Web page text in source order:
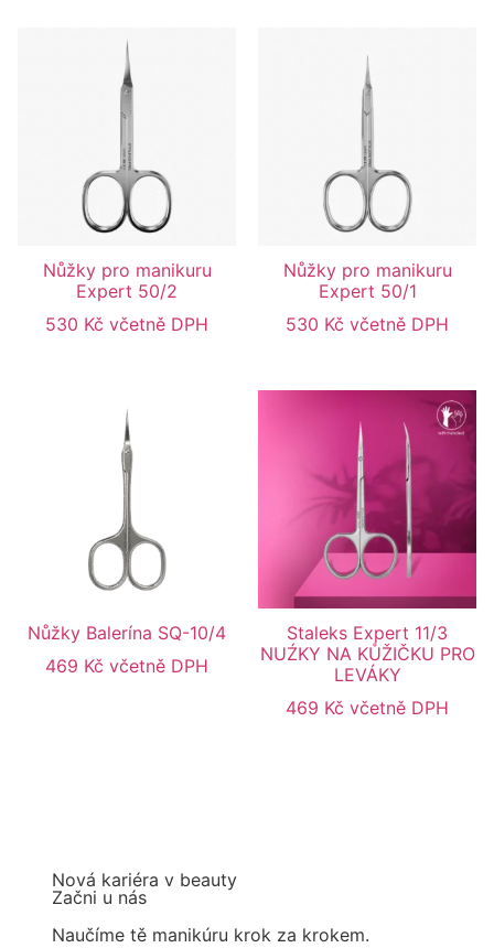
Nůžky pro manikuru
Expert 50/2
530 Kč včetně DPH
Nůžky pro manikuru
Expert 50/1
530 Kč včetně DPH
Nůžky Balerína SQ-10/4
469 Kč včetně DPH
Staleks Expert 11/3
NUŹKY NA KŮŽIČKU PRO
LEVÁKY
469 Kč včetně DPH
Nová kariéra v beauty
Začni u nás
Naučíme tě manikúru krok za krokem.